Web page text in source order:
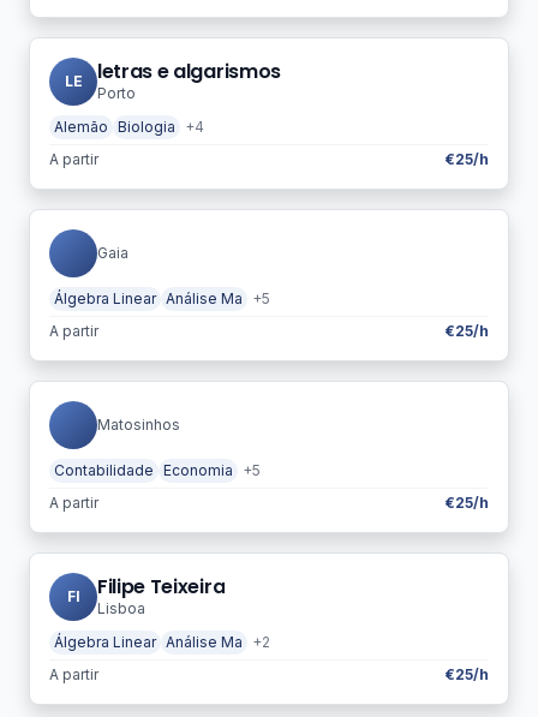
LE letras e algarismos
Porto
Alemão Biologia
+4
A partir
€25/h
Gaia
Álgebra Linear Análise Ma
+5
A partir
€25/h
Matosinhos
Contabilidade Economia
+5
A partir
€25/h
FI Filipe Teixeira
Lisboa
Álgebra Linear Análise Ma
+2
A partir
€25/h